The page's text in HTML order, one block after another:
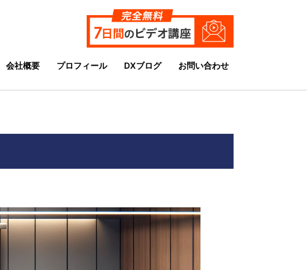
会社概要 プロフィール DXブログ お問い合わせ